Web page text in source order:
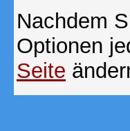
Nachdem
Optionen
Seite